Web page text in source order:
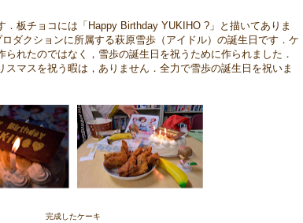
．板チョコには「Happy Birthday YUKIHO ?」と描いてありま
ダクションに所属する萩原雪歩（アイドル）の誕生日です．ケ
れたのではなく，雪歩の誕生日を祝うために作られました．
マスを祝う暇は，ありません．全力で雪歩の誕生日を祝いま
完成したケーキ